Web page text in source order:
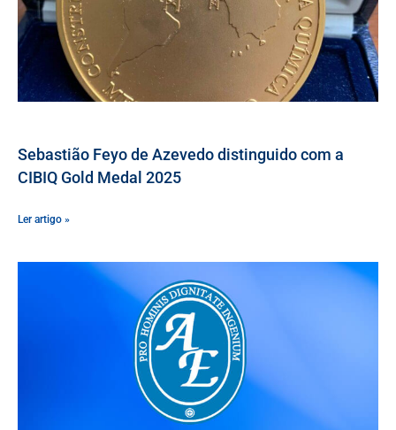
Sebastião Feyo de Azevedo distinguido com a
CIBIQ Gold Medal 2025
Ler artigo »